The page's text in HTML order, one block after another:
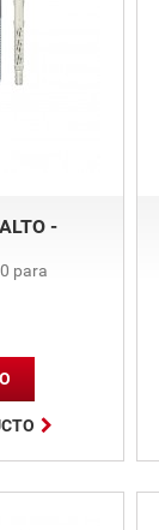
-
para